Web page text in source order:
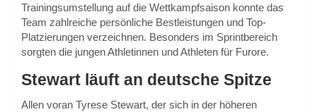
Trainingsumstellung auf die Wettkampfsaison konnte das
Team zahlreiche persönliche Bestleistungen und Top-
Platzierungen verzeichnen. Besonders im Sprintbereich
sorgten die jungen Athletinnen und Athleten für Furore.
Stewart läuft an deutsche Spitze
Allen voran Tyrese Stewart, der sich in der höheren